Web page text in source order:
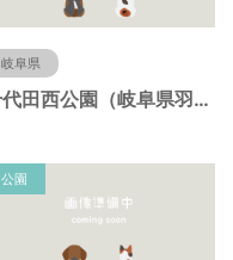
岐阜県
千代田西公園（岐阜県羽島市）
公園